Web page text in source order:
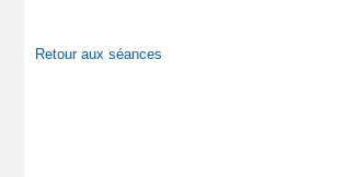
Retour aux séances